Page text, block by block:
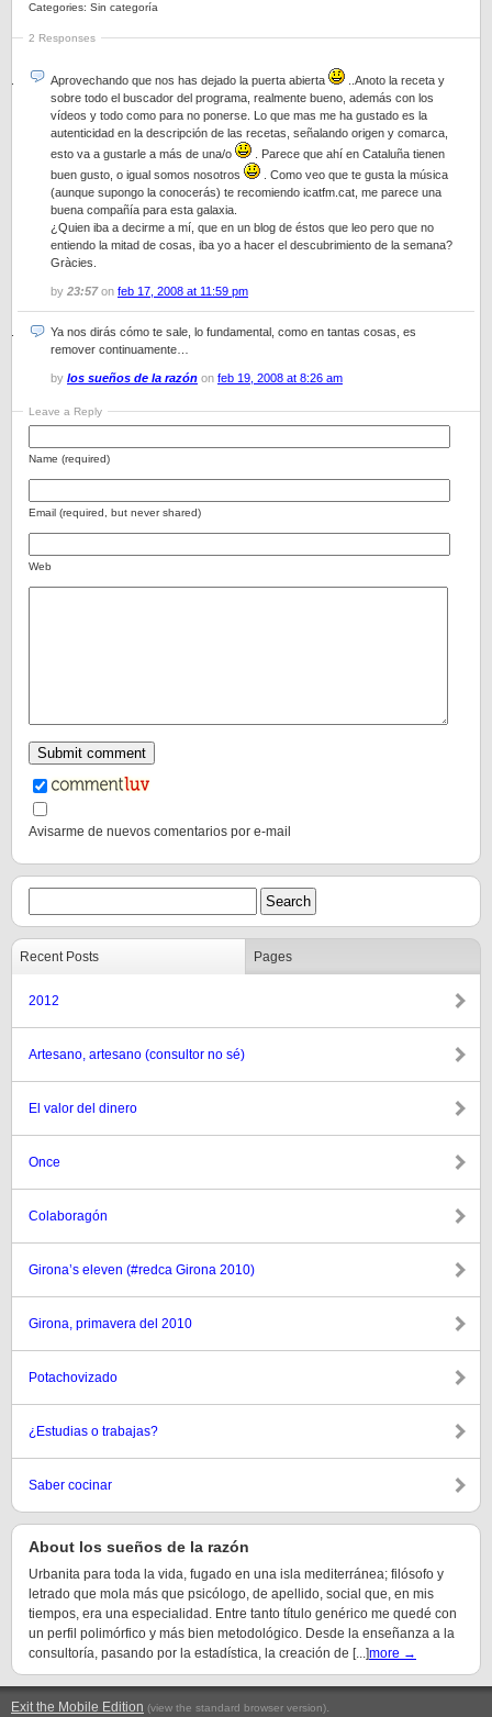
Categories: Sin categoría
2 Responses
Aprovechando que nos has dejado la puerta abierta
..Anoto la receta y
sobre todo el buscador del programa, realmente bueno, además con los
vídeos y todo como para no ponerse. Lo que mas me ha gustado es la
autenticidad en la descripción de las recetas, señalando origen y comarca,
esto va a gustarle a más de una/o
. Parece que ahí en Cataluña tienen
buen gusto, o igual somos nosotros
. Como veo que te gusta la música
(aunque supongo la conocerás) te recomiendo icatfm.cat, me parece una
buena compañía para esta galaxia.
¿Quien iba a decirme a mí, que en un blog de éstos que leo pero que no
entiendo la mitad de cosas, iba yo a hacer el descubrimiento de la semana?
Gràcies.
by 23:57on feb 17, 2008 at 11:59 pm
Ya nos dirás cómo te sale, lo fundamental, como en tantas cosas, es
remover continuamente…
by los sueños de la razón on feb 19, 2008 at 8:26 am
Leave a Reply
Name (required)
Email (required, but never shared)
Web
Avisarme de nuevos comentarios por e-mail
Recent Posts Pages
2012
Artesano, artesano (consultor no sé)
El valor del dinero
Once
Colaboragón
Girona’s eleven (#redca Girona 2010)
Girona, primavera del 2010
Potachovizado
¿Estudias o trabajas?
Saber cocinar
About los sueños de la razón
Urbanita para toda la vida, fugado en una isla mediterránea; filósofo y
letrado que mola más que psicólogo, de apellido, social que, en mis
tiempos, era una especialidad. Entre tanto título genérico me quedé con
un perfil polimórfico y más bien metodológico. Desde la enseñanza a la
consultoría, pasando por la estadística, la creación de [...]more →
Exit the Mobile Edition (view the standard browser version).